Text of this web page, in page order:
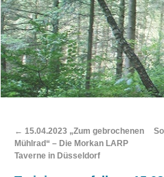
← 15.04.2023 „Zum gebrochenen
Mühlrad“ – Die Morkan LARP
Taverne in Düsseldorf